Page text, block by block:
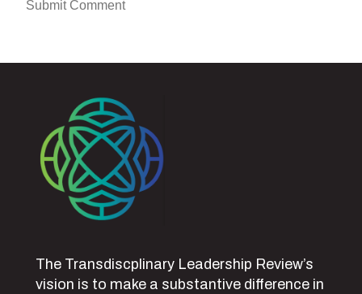
The Transdiscplinary Leadership Review’s
vision is to make a substantive difference in